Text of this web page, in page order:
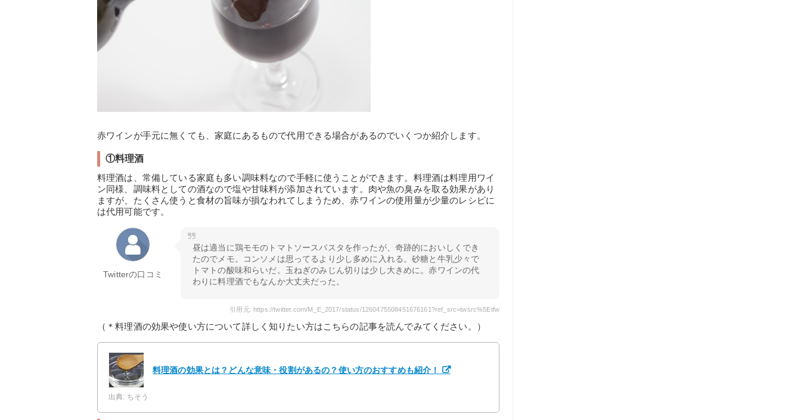
赤ワインが手元に無くても、家庭にあるもので代用できる場合があるのでいくつか紹介します。
①料理酒
料理酒は、常備している家庭も多い調味料なので手軽に使うことができます。料理酒は料理用ワイ
ン同様、調味料としての酒なので塩や甘味料が添加されています。肉や魚の臭みを取る効果があり
ますが、たくさん使うと食材の旨味が損なわれてしまうため、赤ワインの使用量が少量のレシピに
は代用可能です。
Twitterの口コミ
昼は適当に鶏モモのトマトソースパスタを作ったが、奇跡的においしくでき
たのでメモ。コンソメは思ってるより少し多めに入れる。砂糖と牛乳少々で
トマトの酸味和らいだ。玉ねぎのみじん切りは少し大きめに。赤ワインの代
わりに料理酒でもなんか大丈夫だった。
引用元: https://twitter.com/M_E_2017/status/1260475508451676161?ref_src=twsrc%5Etfw
（＊料理酒の効果や使い方について詳しく知りたい方はこちらの記事を読んでみてください。）
料理酒の効果とは？どんな意味・役割があるの？使い方のおすすめも紹介！
出典: ちそう